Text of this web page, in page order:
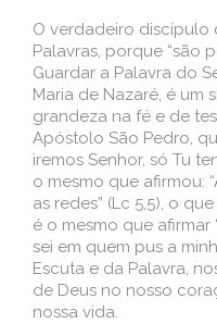
O verdadeiro discípulo
Palavras, porque “são
Guardar a Palavra do
Maria de Nazaré, é um
grandeza na fé e de
Apóstolo São Pedro,
iremos Senhor, só Tu
o mesmo que afirmou:
as redes” (Lc 5,5), o
é o mesmo que afirmar
sei em quem pus a
Escuta e da Palavra,
de Deus no nosso
nossa vida.